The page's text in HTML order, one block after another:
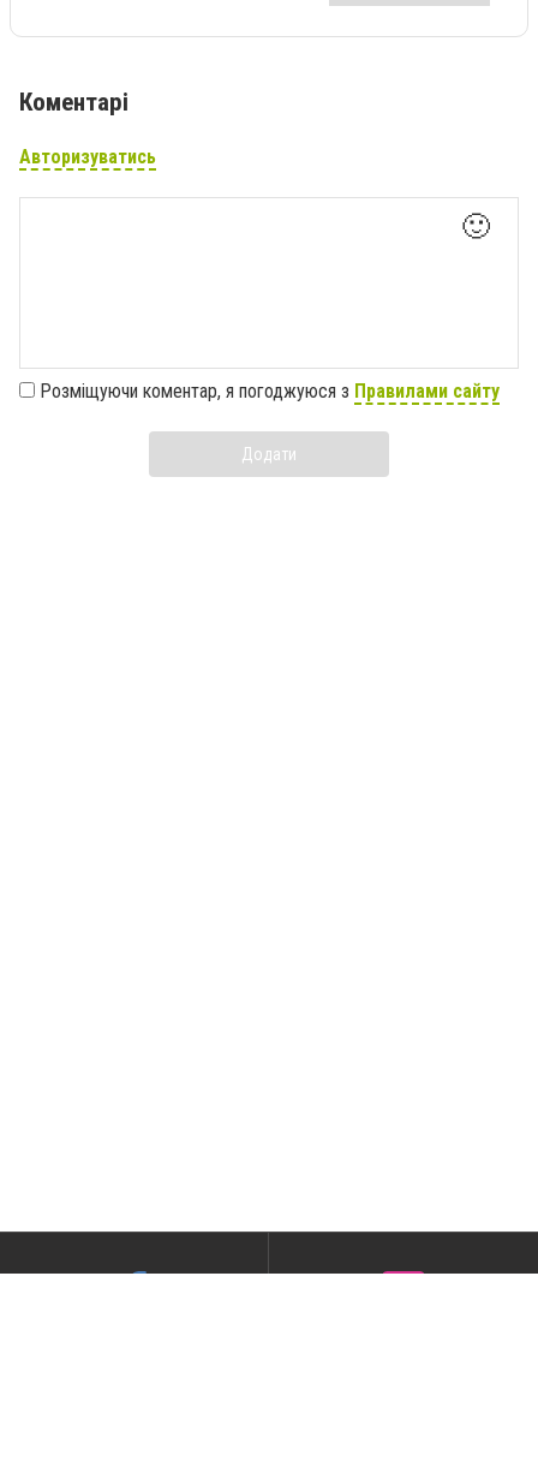
Коментарі
Авторизуватись
🙂
Розміщуючи коментар, я погоджуюся з Правилами сайту
Додати